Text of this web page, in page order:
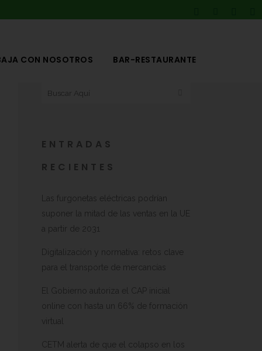
CON NOSOTROS BAR-RESTAURANTE
ENTRADAS
RECIENTES
Las furgonetas eléctricas podrían
suponer la mitad de las ventas en la UE
a partir de 2031
Digitalización y normativa: retos clave
para el transporte de mercancías
El Gobierno autoriza el CAP inicial
online con hasta un 66% de formación
virtual
CETM alerta de que el colapso en los